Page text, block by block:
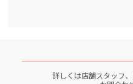
詳しくは店舗スタッフ